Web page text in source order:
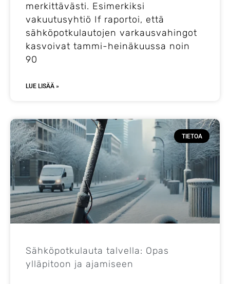
merkittävästi. Esimerkiksi
vakuutusyhtiö If raportoi, että
sähköpotkulautojen varkausvahingot
kasvoivat tammi-heinäkuussa noin
90
LUE LISÄÄ »
TIETOA
Sähköpotkulauta talvella: Opas
ylläpitoon ja ajamiseen